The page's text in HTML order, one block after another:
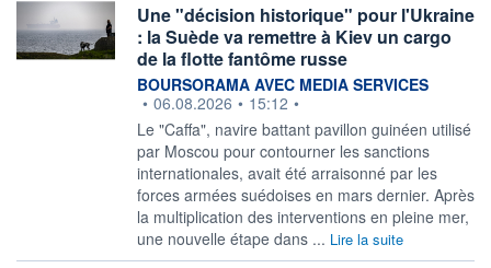
Une "décision historique" pour l'Ukraine
: la Suède va remettre à Kiev un cargo
de la flotte fantôme russe
information fournie par
BOURSORAMA AVEC MEDIA SERVICES
• 06.08.2026 • 15:12 •
Le "Caffa", navire battant pavillon guinéen utilisé
par Moscou pour contourner les sanctions
internationales, avait été arraisonné par les
forces armées suédoises en mars dernier. Après
la multiplication des interventions en pleine mer,
une nouvelle étape dans ... Lire la suite